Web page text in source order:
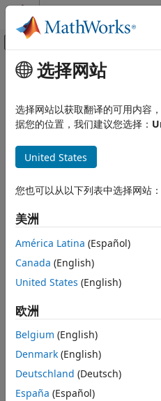
跳到内容
画布外导航菜单切换
文档主页
模块和模块集创建
创建模块封装
封装基础知识
封装术语
另请参阅
主要内容
封装基础知识
封装是一种自定义模块界面，
标和参数对话框将内容以原
辑，提供对模块数据的受控访
当您封装模块时，将创建封
模块接口，而不改变底层模块
的封装参数，提供对一个或多
封装 Simulink 模块可以：
在模块上显示有意义的图标
提供一个对话框，只允许
提供特定于封装模块的用
使用 MATLAB
选择网站
选择网站以获取翻译的可用内容
据您的位置，我们建议您选择：
United States
您也可以从以下列表中选择网站：
美洲
América Latina (Español)
Canada (English)
United States (English)
欧洲
Belgium (English)
Denmark (English)
Deutschland (Deutsch)
España (Español)